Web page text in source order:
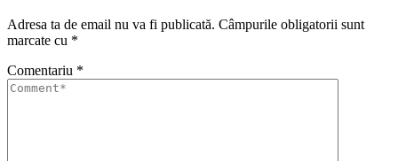
Adresa ta de email nu va fi publicată. Câmpurile obligatorii sunt
marcate cu *
Comentariu *